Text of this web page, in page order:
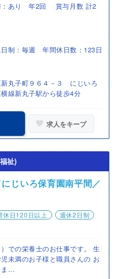
：あり 年2回 賞与月数 計2
制：毎週 年間休日数：123日
丸子町９６４－３ にじいろ
線新丸子駅から徒歩4分
求人をキープ
祉)
じいろ保育園南平間／
休日120日以上
週休2日制
での栄養士のお仕事です。 生
未満のお子様と職員さんの お
...